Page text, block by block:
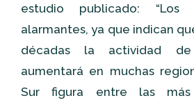
estudio publicado: “Los
alarmantes, ya que indican
décadas la actividad
aumentará en muchas
Sur figura entre las